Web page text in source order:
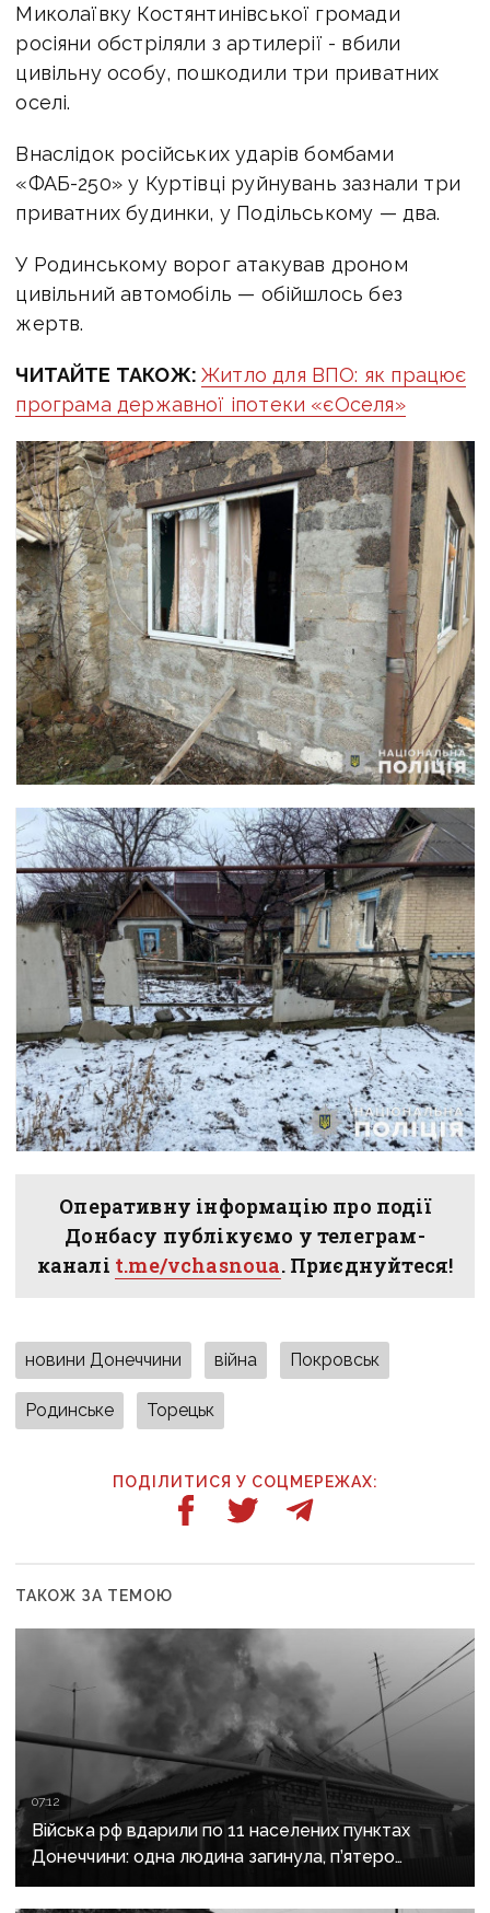
Миколаївку Костянтинівської громади
росіяни обстріляли з артилерії - вбили
цивільну особу, пошкодили три приватних
оселі.
Внаслідок російських ударів бомбами
«ФАБ-250» у Куртівці руйнувань зазнали три
приватних будинки, у Подільському — два.
У Родинському ворог атакував дроном
цивільний автомобіль — обійшлось без
жертв.
ЧИТАЙТЕ ТАКОЖ:Житло для ВПО: як працює
програма державної іпотеки «єОселя»
Оперативну інформацію про події
Донбасу публікуємо у телеграм-
каналі t.me/vchasnoua. Приєднуйтеся!
новини Донеччини війна Покровськ
Родинське Торецьк
ПОДІЛИТИСЯ У СОЦМЕРЕЖАХ:
ТАКОЖ ЗА ТЕМОЮ
07:12
Війська рф вдарили по 11 населених пунктах
Донеччини: одна людина загинула, п’ятеро
поранені